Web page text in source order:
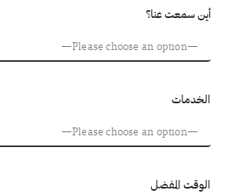
أين سمعت عنا؟
الخدمات
الوقت المفضل